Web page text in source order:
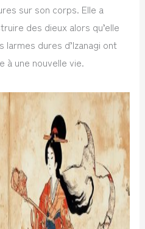
sur son corps. Elle a
des dieux alors qu’elle
dures d’Izanagi ont
à une nouvelle vie.